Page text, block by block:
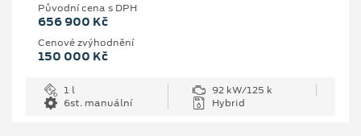
Původní cena s DPH
656 900 Kč
Cenové zvýhodnění
150 000 Kč
1 l
92 kW/125 k
6st. manuální
Hybrid